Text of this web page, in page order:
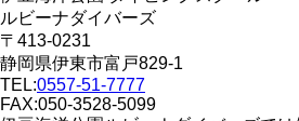
ルビーナダイバーズ
〒413-0231
静岡県伊東市富戸829-1
TEL:0557-51-7777
FAX:050-3528-5099